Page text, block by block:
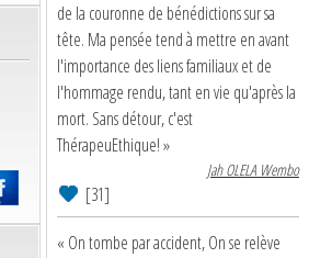
de la couronne de bénédictions sur sa
tête. Ma pensée tend à mettre en avant
l'importance des liens familiaux et de
l'hommage rendu, tant en vie qu'après la
mort. Sans détour, c'est
ThérapeuEthique! »
Jah OLELA Wembo
[31]
« On tombe par accident, On se relève